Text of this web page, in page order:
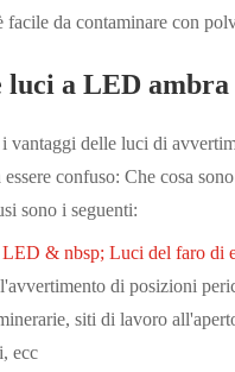
da contaminare con
luci a LED ambra
vantaggi delle luci di
confuso: Che cosa
sono i seguenti:
LED & nbsp; Luci del faro di
di posizioni
siti di lavoro
ecc